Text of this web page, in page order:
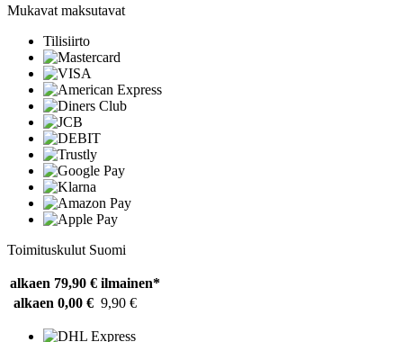
Mukavat maksutavat
Tilisiirto
Toimituskulut Suomi
alkaen 79,90 € ilmainen*
alkaen 0,00 € 9,90 €